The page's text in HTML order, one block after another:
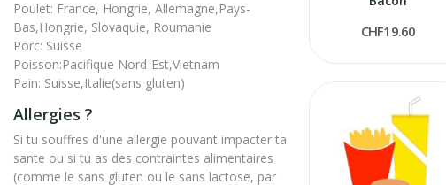
Poulet: France, Hongrie, Allemagne,Pays-
Bas,Hongrie, Slovaquie, Roumanie
Porc: Suisse
Poisson:Pacifique Nord-Est,Vietnam
Pain: Suisse,Italie(sans gluten)
Allergies ?
Si tu souffres d'une allergie pouvant impacter ta
sante ou si tu as des contraintes alimentaires
(comme le sans gluten ou le sans lactose, par
CHF19.60